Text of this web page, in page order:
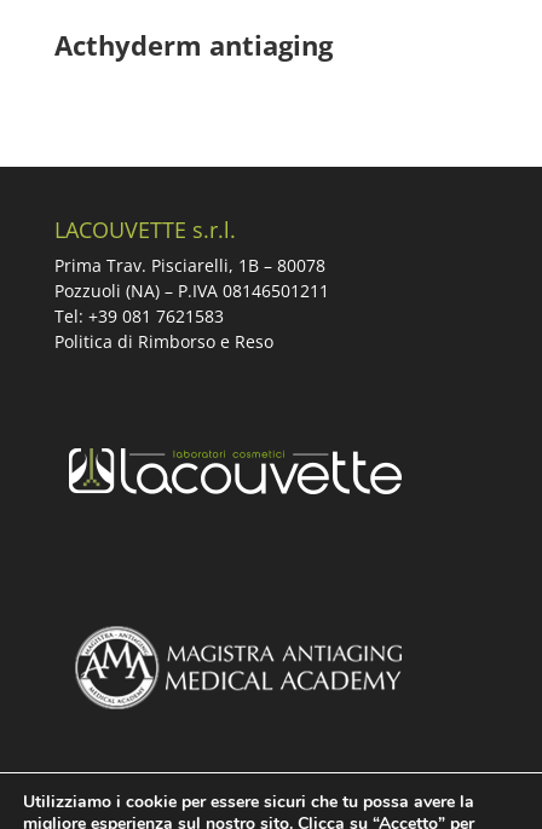
Acthyderm antiaging
LACOUVETTE s.r.l.
Prima Trav. Pisciarelli, 1B – 80078
Pozzuoli (NA) – P.IVA 08146501211
Tel: +39 081 7621583
Politica di Rimborso e Reso
Utilizziamo i cookie per essere sicuri che tu possa avere la
migliore esperienza sul nostro sito. Clicca su “Accetto” per